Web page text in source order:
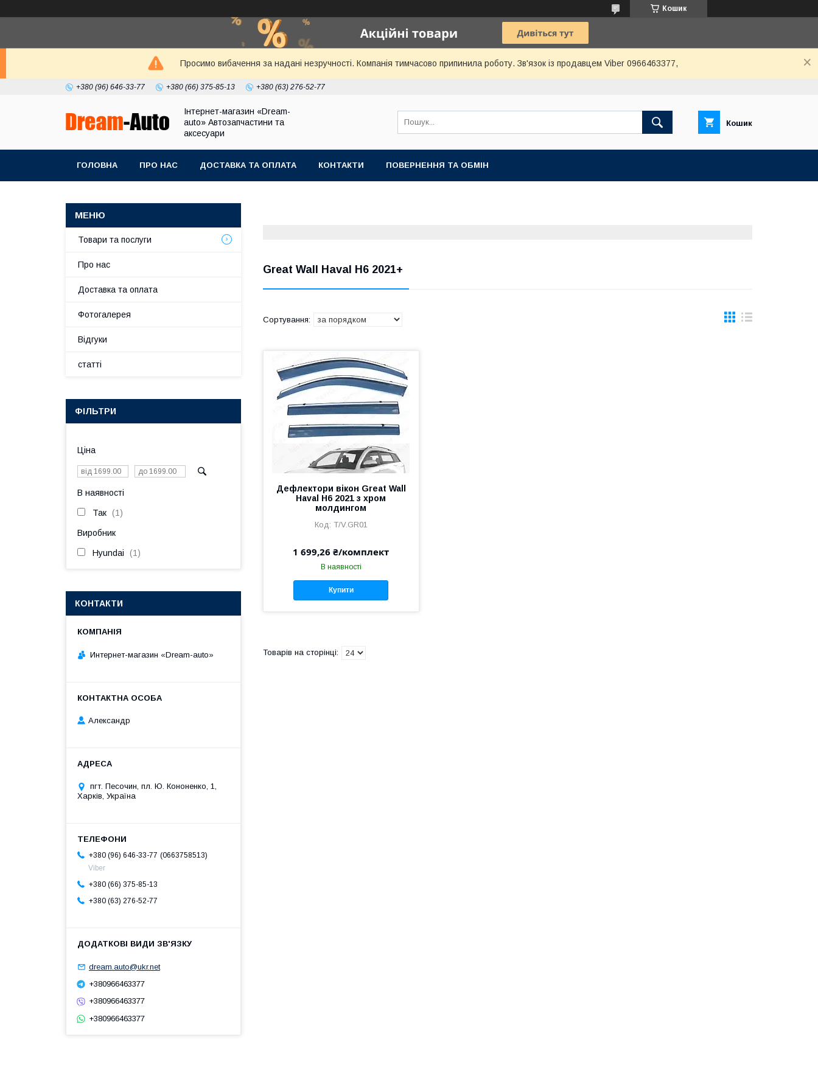
Кошик
Просимо вибачення за надані незручності. Компанія тимчасово припинила роботу. Зв'язок із продавцем Viber 0966463377,
+380 (96) 646-33-77 +380 (66) 375-85-13 +380 (63) 276-52-77
Інтернет-магазин «Dream-
auto» Автозапчастини та
аксесуари
Кошик
ГОЛОВНА ПРО НАС ДОСТАВКА ТА ОПЛАТА КОНТАКТИ ПОВЕРНЕННЯ ТА ОБМІН
Great Wall Haval H6 2021+
Дефлектори вікон Great Wall
Haval H6 2021 з хром
молдингом
T/V.GR01
1 699,26 ₴/комплект
В наявності
Купити
Товари та послуги
Про нас
Доставка та оплата
Фотогалерея
Відгуки
статті
ФІЛЬТРИ
Ціна
В наявності
Так 1
Виробник
Hyundai 1
КОНТАКТИ
Интернет-магазин «Dream-auto»
Александр
пгт. Песочин, пл. Ю. Кононенко, 1,
Харків, Україна
+380 (96) 646-33-77
0663758513
Viber
+380 (66) 375-85-13
+380 (63) 276-52-77
dream.auto@ukr.net
+380966463377
+380966463377
+380966463377